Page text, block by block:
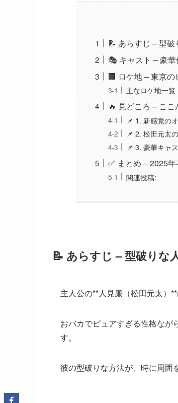
📝 あらすじ – 型
🎭 キャスト – 豪華
🏢 ロケ地 – 東京
主なロケ地一覧
🔥 見どころ – ここ
📌 1. 新感覚の
📌 2. 松田元太
📌 3. 豪華キャ
✅ まとめ – 2025
関連投稿:
📝 あらすじ – 型破りな
主人公の**人見廉（松田元太）
おバカでピュアすぎる性格なが
す。
彼の型破りな方法が、時に周囲